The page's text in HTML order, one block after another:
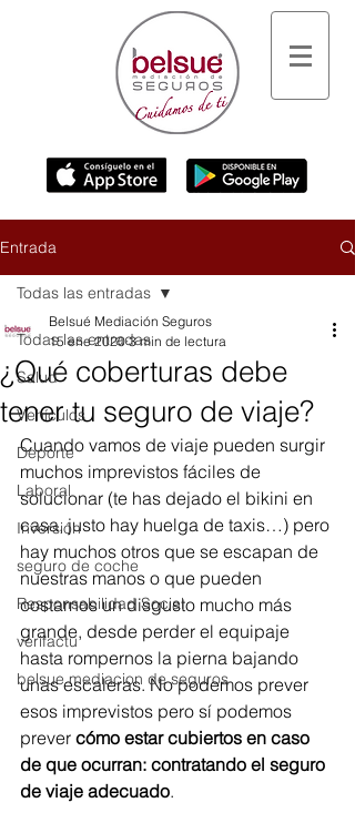
Entrada
Todas las entradas
Salud
Vehículos
Deporte
Laboral
Inversión
seguro de coche
Responsabilidad Social
verifactu
belsue mediacion de seguros
Todas las entradas
¿Qué coberturas debe
tener tu seguro de viaje?
Belsué Mediación Seguros
15 ene 2020 3 min de lectura
Cuando vamos de viaje pueden surgir
muchos imprevistos fáciles de
solucionar (te has dejado el bikini en
casa, justo hay huelga de taxis…) pero
hay muchos otros que se escapan de
nuestras manos o que pueden
costarnos un disgusto mucho más
grande, desde perder el equipaje
hasta rompernos la pierna bajando
unas escaleras. No podemos prever
esos imprevistos pero sí podemos
prever cómo estar cubiertos en caso
de que ocurran: contratando el seguro
de viaje adecuado.